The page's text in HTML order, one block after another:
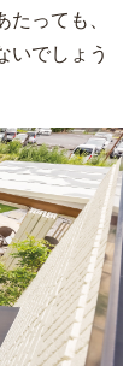
っても、
いでしょう